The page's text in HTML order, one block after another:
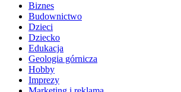
Biznes
Budownictwo
Dzieci
Dziecko
Edukacja
Geologia górnicza
Hobby
Imprezy